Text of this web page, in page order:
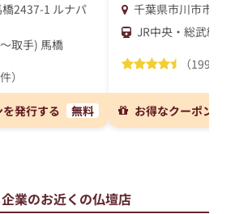
2437-1 ルナパ
取手) 馬橋
）
発行する 無料
千葉県市川市市川
JR中央・総武線 市
（199件）
お得なクーポンを
業のお近くの仏壇店